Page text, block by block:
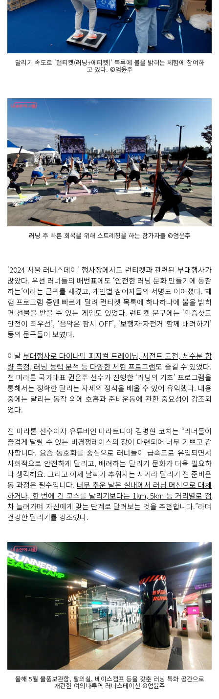
달리기 속도로 '런티켓(러닝+에티켓)' 목록에 불을 밝히는 체험에 참여하
고 있다. ©엄윤주
러닝 후 빠른 회복을 위해 스트레칭을 하는 참가자들 ©엄윤주
'2024 서울 러너스데이' 행사장에서도 런티켓과 관련된 부대행사가
많았다. 우선 러너들의 배번표에도 ‘안전한 러닝 문화 만들기에 동참
하는’이라는 글귀를 새겼고, 개인별 참여자들의 서명도 이어졌다. 체
험 프로그램 중엔 빠르게 달려 런티켓 목록에 하나하나에 불을 밝히
면 선물을 받을 수 있는 게임도 있었다. 런티켓 문구에는 ‘인증샷도
안전이 최우선’, ‘음악은 잠시 OFF’, ‘보행자·자전거 함께 배려하기’
등의 문구들이 보였다.
이날부대행사로 다이나믹 피지컬 트레이닝, 서전트 도전, 체수분 함
량 측정, 러닝 능력 분석 등 다양한 체험 프로그램도 즐길 수 있었다.
전 마라톤 국가대표 권은주 선수가 진행한 ‘러닝의 기초’ 프로그램을
통해서는 정확한 달리는 자세의 정석을 배울 수 있어 유익했다. 내용
중에는 달리는 동작 외에 호흡과 준비운동에 관한 중요성이 강조되
었다.
전 마라톤 선수이자 유튜버인 마라토니아 김병현 코치는 “러너들이
즐겁게 달릴 수 있는 비경쟁레이스의 장이 마련되어 너무 기쁘고 감
사합니다. 요즘 동호회를 중심으로 러너들이 급속도로 유입되면서
사회적으로 안전하게 달리고, 배려하는 달리기 문화가 더욱 필요하
다 생각해요. 그리고 이제 날씨가 추워지는 시기라 달리기 전 준비운
동 과정은 필수입니다. 너무 추운 날은 실내에서 러닝 머신으로 대체
하거나, 한 번에 긴 코스를 달리기보다는 1km, 5km 등 거리별로 점
차 늘려가며 자신에게 맞는 단계로 달려보는 것을 추천합니다.”라며
건강한 달리기를 강조했다.
올해 5월 물품보관함, 탈의실, 베이스캠프 등을 갖춘 러닝 특화 공간으로
개관한 여의나루역 러너스테이션 ©엄윤주